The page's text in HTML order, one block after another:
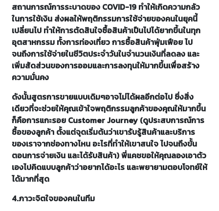
สถานการณ์การระบาดของ COVID-19 ทำให้เกิดความกลัว
ในการใช้เงิน ส่งผลให้พฤติกรรมการใช้จ่ายของคนในยุคนี้
เปลี่ยนไป ทำให้การตัดสินใจซื้อสินค้าเป็นไปได้ยากขึ้นในทุก
อุตสาหกรรม ทั้งการท่องเที่ยว การซื้อสินค้าฟุ่มเฟือย ไป
จนถึงการใช้จ่ายในชีวิตประจำวันในจำนวนเงินที่ลดลง และ
เพิ่มสัดส่วนของการออมและการลงทุนให้มากขึ้นเพื่อสร้าง
ความมั่นคง
ดังนั้นสูตรการขายแบบเดิมๆอาจไม่ได้ผลอีกต่อไป ซึ่งสิ่ง
เดียวที่จะช่วยให้คุณเข้าใจพฤติกรรมลูกค้าของคุณให้มากขึ้น
ก็คือการแกะรอย Customer Journey (ดูประสบการณ์การ
ซื้อของลูกค้า ตั้งแต่จุดเริ่มต้นว่าเขารับรู้สินค้าและบริการ
ของเราจากช่องทางไหน อะไรที่ทำให้เขาสนใจ ไปจนถึงขั้น
ตอนการจ่ายเงิน และได้รับสินค้า) พี่แคชขอให้คุณลองเอาตัว
เองไปคิดแบบลูกค้าว่าอยากได้อะไร และพยายามตอบโจทย์ให้
ได้มากที่สุด
4.ภาวะจิตใจของคนในทีม